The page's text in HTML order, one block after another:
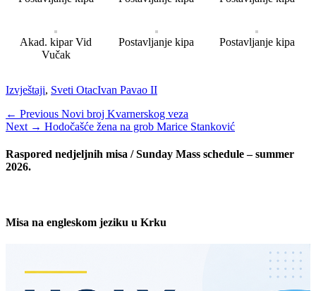
Akad. kipar Vid
Vučak
Postavljanje kipa Postavljanje kipa
Categories
Izvještaji, Sveti OtacTags
Ivan Pavao II
Navigacija
objava
← Previous Previous
post:
Novi broj Kvarnerskog veza
Next → Next
Hodočašće žena na grob Marice Stanković
Raspored nedjeljnih misa / Sunday Mass schedule – summer
2026.
Misa na engleskom jeziku u Krku